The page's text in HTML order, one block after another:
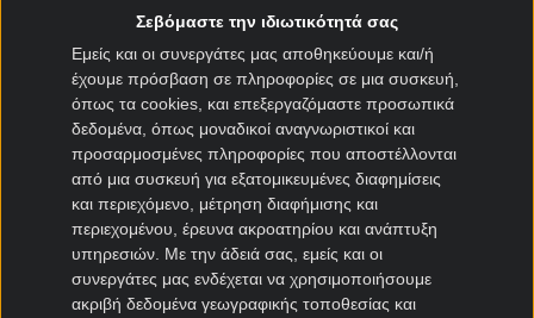
Σεβόμαστε την ιδιωτικότητά σας
Εμείς και οι συνεργάτες μας αποθηκεύουμε και/ή
έχουμε πρόσβαση σε πληροφορίες σε μια συσκευή,
όπως τα cookies, και επεξεργαζόμαστε προσωπικά
δεδομένα, όπως μοναδικοί αναγνωριστικοί και
προσαρμοσμένες πληροφορίες που αποστέλλονται
από μια συσκευή για εξατομικευμένες διαφημίσεις
και περιεχόμενο, μέτρηση διαφήμισης και
περιεχομένου, έρευνα ακροατηρίου και ανάπτυξη
υπηρεσιών. Με την άδειά σας, εμείς και οι
συνεργάτες μας ενδέχεται να χρησιμοποιήσουμε
ακριβή δεδομένα γεωγραφικής τοποθεσίας και
ΣΕΙΝΑΓΙΟΕΝ
Ρεπορτάζ
Ούτε στο Κούοπιο κατάφερε να βρει την πρώτη
νίκη στα πλέι οφ ηΣέιναγιοενκαι μάλιστα έχασε
αήττητο σερί έξι αναμετρήσεων (3-2).